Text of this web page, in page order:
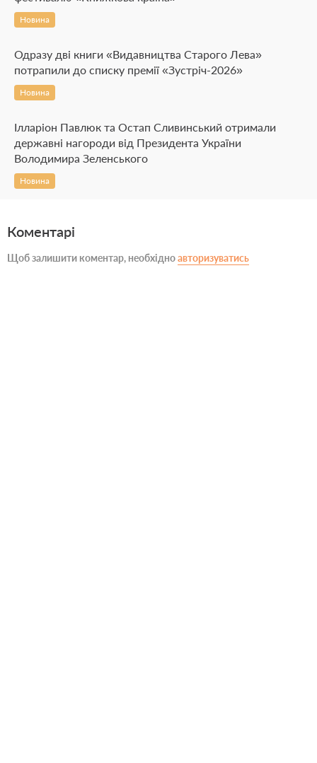
Новина
Одразу дві книги «Видавництва Старого Лева»
потрапили до списку премії «Зустріч-2026»
Новина
Ілларіон Павлюк та Остап Сливинський отримали
державні нагороди від Президента України
Володимира Зеленського
Новина
Коментарі
Щоб залишити коментар, необхідноавторизуватись